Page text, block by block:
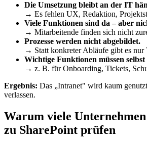
Die Umsetzung bleibt an der IT
→ Es fehlen UX, Redaktion,
Viele Funktionen sind da – aber
→ Mitarbeitende finden sich nicht
Prozesse werden nicht abgebildet.
→ Statt konkreter Abläufe gibt es nur
Wichtige Funktionen müssen
→ z. B. für Onboarding, Tickets,
Ergebnis: Das „Intranet" wird kaum
verlassen.
Warum viele
zu SharePoint prüfen